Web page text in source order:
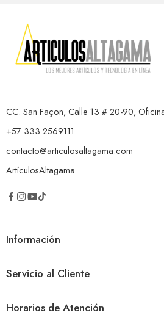
CC. San Façon, Calle 13 # 20-90,
+57 333 2569111
contacto@articulosaltagama.com
ArtículosAltagama
Información
Servicio al Cliente
Horarios de Atención